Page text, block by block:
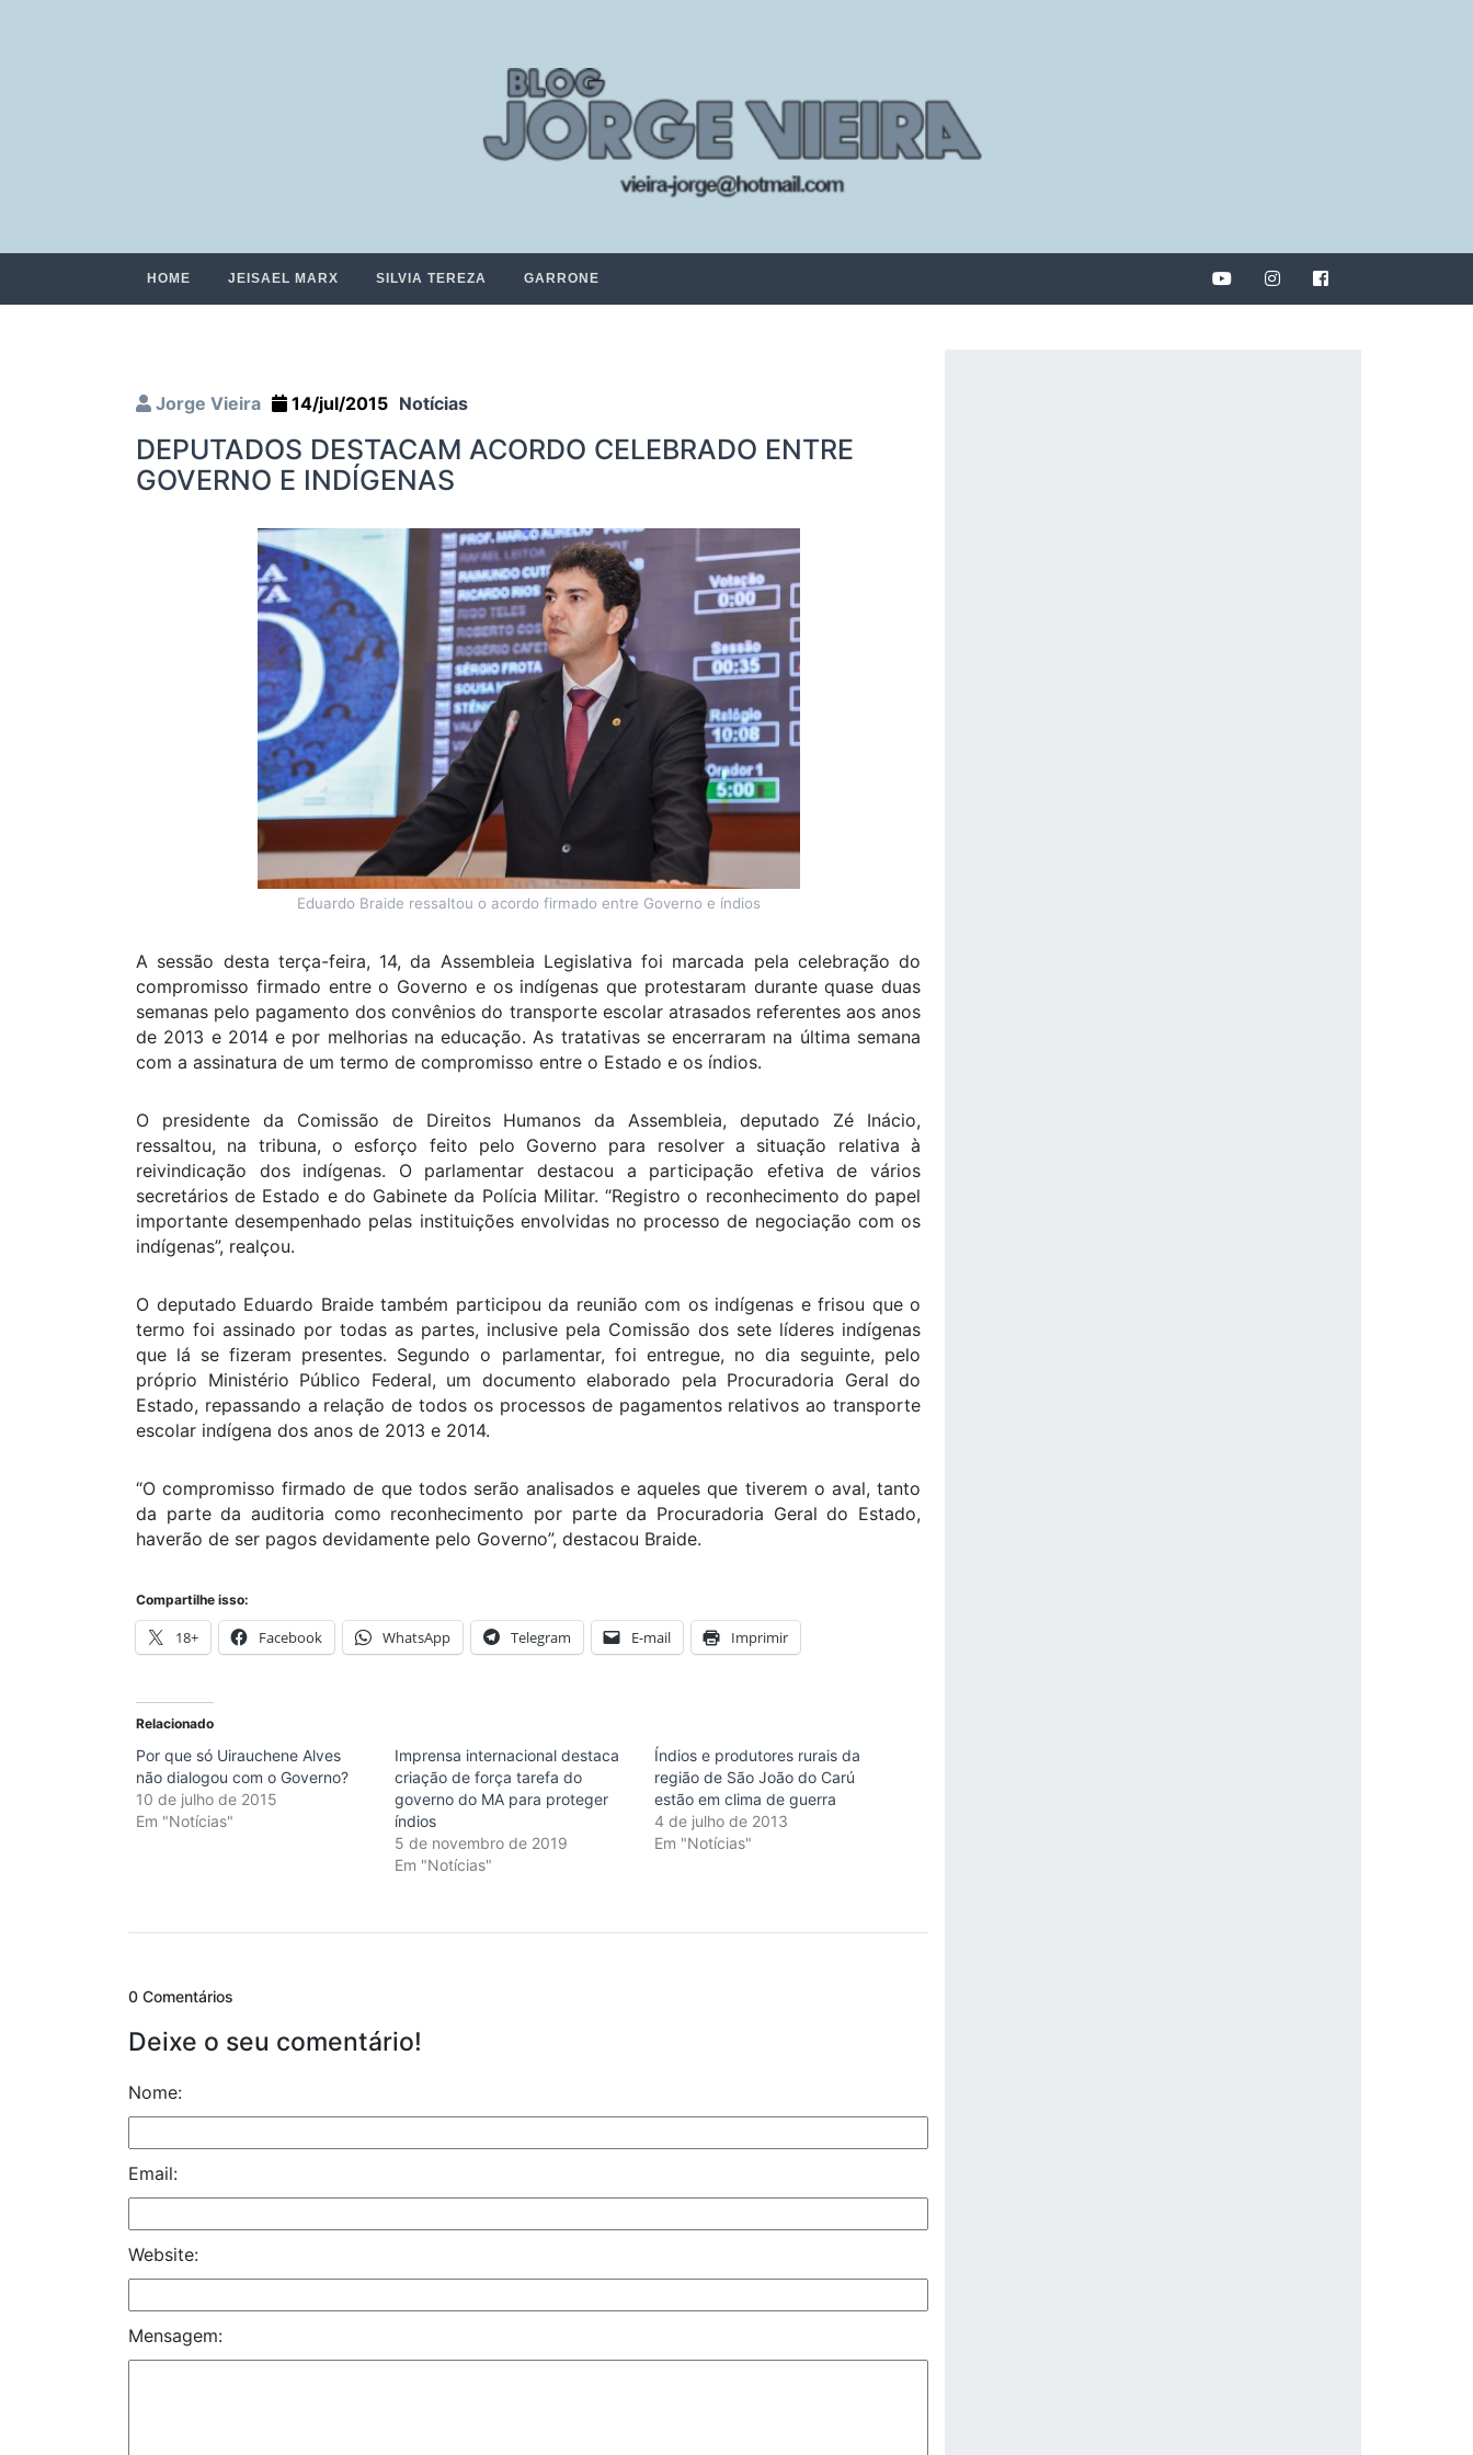
HOME JEISAEL MARX SILVIA TEREZA GARRONE
Jorge Vieira 14/jul/2015 Notícias
DEPUTADOS DESTACAM ACORDO CELEBRADO ENTRE
GOVERNO E INDÍGENAS
Eduardo Braide ressaltou o acordo firmado entre Governo e índios
A sessão desta terça-feira, 14, da Assembleia Legislativa foi marcada pela celebração do
compromisso firmado entre o Governo e os indígenas que protestaram durante quase duas
semanas pelo pagamento dos convênios do transporte escolar atrasados referentes aos anos
de 2013 e 2014 e por melhorias na educação. As tratativas se encerraram na última semana
com a assinatura de um termo de compromisso entre o Estado e os índios.
O presidente da Comissão de Direitos Humanos da Assembleia, deputado Zé Inácio,
ressaltou, na tribuna, o esforço feito pelo Governo para resolver a situação relativa à
reivindicação dos indígenas. O parlamentar destacou a participação efetiva de vários
secretários de Estado e do Gabinete da Polícia Militar. “Registro o reconhecimento do papel
importante desempenhado pelas instituições envolvidas no processo de negociação com os
indígenas”, realçou.
O deputado Eduardo Braide também participou da reunião com os indígenas e frisou que o
termo foi assinado por todas as partes, inclusive pela Comissão dos sete líderes indígenas
que lá se fizeram presentes. Segundo o parlamentar, foi entregue, no dia seguinte, pelo
próprio Ministério Público Federal, um documento elaborado pela Procuradoria Geral do
Estado, repassando a relação de todos os processos de pagamentos relativos ao transporte
escolar indígena dos anos de 2013 e 2014.
“O compromisso firmado de que todos serão analisados e aqueles que tiverem o aval, tanto
da parte da auditoria como reconhecimento por parte da Procuradoria Geral do Estado,
haverão de ser pagos devidamente pelo Governo”, destacou Braide.
Compartilhe isso:
18+ Facebook WhatsApp Telegram E-mail Imprimir
Relacionado
Por que só Uirauchene Alves
não dialogou com o Governo?
10 de julho de 2015
Em "Notícias"
Imprensa internacional destaca
criação de força tarefa do
governo do MA para proteger
índios
5 de novembro de 2019
Em "Notícias"
Índios e produtores rurais da
região de São João do Carú
estão em clima de guerra
4 de julho de 2013
Em "Notícias"
0 Comentários
Deixe o seu comentário!
Nome:
Email:
Website:
Mensagem: